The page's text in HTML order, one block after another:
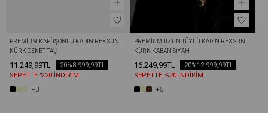
PREMIUM KAPÜŞONLU KADIN REX SUNI
KÜRK CEKET TAŞ
11.249,99TL 8.999,99TL
-20%
SEPETTE %20 İNDİRİM
+3
PREMIUM UZUN TÜYLÜ KADIN REX SUNI
KÜRK KABAN SIYAH
16.249,99TL 12.999,99TL
-20%
SEPETTE %20 İNDİRİM
+5